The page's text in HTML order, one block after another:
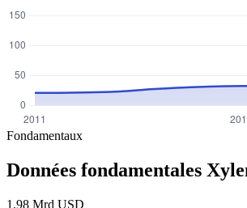
Fondamentaux
Données fondamentales
1.98 Mrd USD